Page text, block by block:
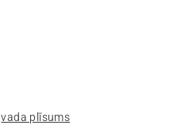
vada plīsums